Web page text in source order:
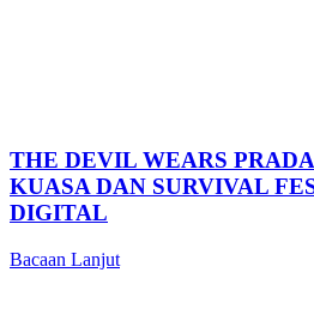
THE DEVIL WEARS
KUASA DAN SURVIVAL
DIGITAL
Bacaan Lanjut